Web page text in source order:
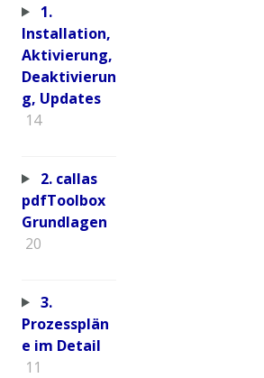
1.
Installation,
Aktivierung,
Deaktivierun
g, Updates
14
2. callas
pdfToolbox
Grundlagen
20
3.
Prozessplän
e im Detail
11